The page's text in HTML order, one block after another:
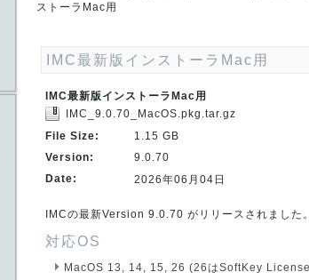
ストーラMac用
IMC最新版インストーラMac用
IMC最新版インストーラMac用
IMC_9.0.70_MacOS.pkg.tar.gz
File Size:
1.15 GB
Version:
9.0.70
Date:
2026年06月04日
IMCの最新Version 9.0.70 がリリースされました。
対応OS
MacOS 13, 14, 15, 26 (26はSoftKey License